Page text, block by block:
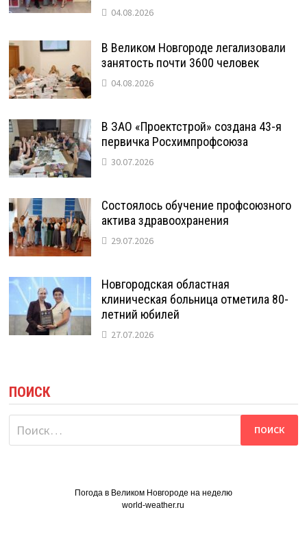
04.08.2026
В Великом Новгороде легализовали
занятость почти 3600 человек
04.08.2026
В ЗАО «Проектстрой» создана 43-я
первичка Росхимпрофсоюза
30.07.2026
Состоялось обучение профсоюзного
актива здравоохранения
29.07.2026
Новгородская областная
клиническая больница отметила 80-
летний юбилей
27.07.2026
ПОИСК
Найти:
Погода в Великом Новгороде на неделю
world-weather.ru